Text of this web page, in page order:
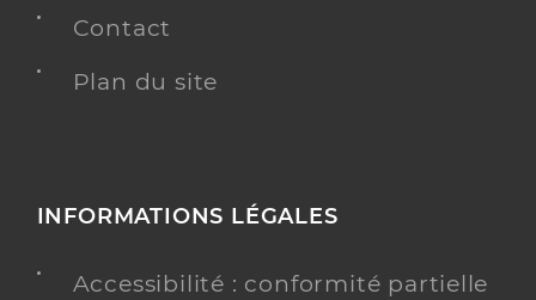
Contact
Plan du site
INFORMATIONS LÉGALES
Accessibilité : conformité partielle